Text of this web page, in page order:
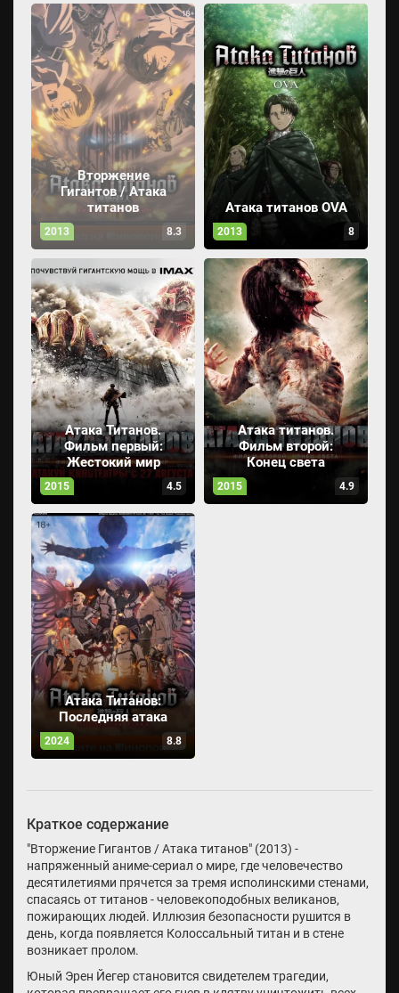
Вторжение
Гигантов / Атака
титанов
2013 8.3
Атака титанов OVA
2013 8
Атака Титанов.
Фильм первый:
Жестокий мир
2015 4.5
Атака титанов.
Фильм второй:
Конец света
2015 4.9
Атака Титанов:
Последняя атака
2024 8.8
Краткое содержание
"Вторжение Гигантов / Атака титанов" (2013) -
напряженный аниме-сериал о мире, где человечество
десятилетиями прячется за тремя исполинскими стенами,
спасаясь от титанов - человекоподобных великанов,
пожирающих людей. Иллюзия безопасности рушится в
день, когда появляется Колоссальный титан и в стене
возникает пролом.
Юный Эрен Йегер становится свидетелем трагедии,